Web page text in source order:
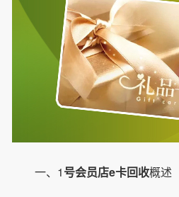
一、1号会员店e卡回收概述